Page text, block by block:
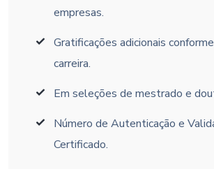
empresas.
Gratificações adicionais
carreira.
Em seleções de mestrado e
Número de Autenticação e
Certificado.